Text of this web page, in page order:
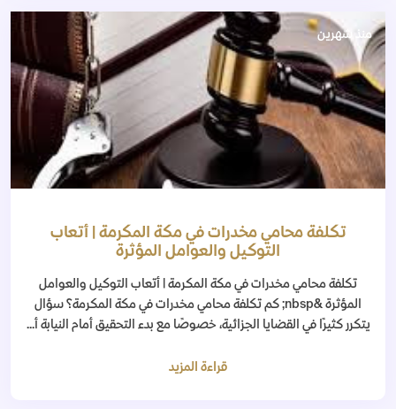
منذ شهرين
تكلفة محامي مخدرات في مكة المكرمة | أتعاب
التوكيل والعوامل المؤثرة
تكلفة محامي مخدرات في مكة المكرمة | أتعاب التوكيل والعوامل
المؤثرة &nbsp; كم تكلفة محامي مخدرات في مكة المكرمة؟ سؤال
يتكرر كثيرًا في القضايا الجزائية، خصوصًا مع بدء التحقيق أمام النيابة أ...
قراءة المزيد